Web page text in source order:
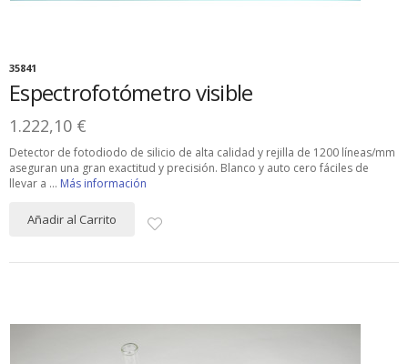
35841
Espectrofotómetro visible
1.222,10 €
Detector de fotodiodo de silicio de alta calidad y rejilla de 1200 líneas/mm
aseguran una gran exactitud y precisión. Blanco y auto cero fáciles de
llevar a ... Más información
Añadir al Carrito